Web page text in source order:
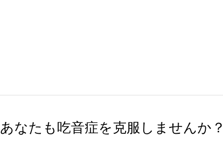
あなたも吃音症を克服しませんか